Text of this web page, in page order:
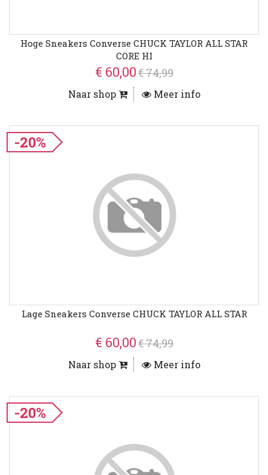
Hoge Sneakers Converse CHUCK TAYLOR ALL STAR
CORE HI
€ 60,00€ 74,99
Naar shop Meer info
-20%
Lage Sneakers Converse CHUCK TAYLOR ALL STAR
€ 60,00€ 74,99
Naar shop Meer info
-20%